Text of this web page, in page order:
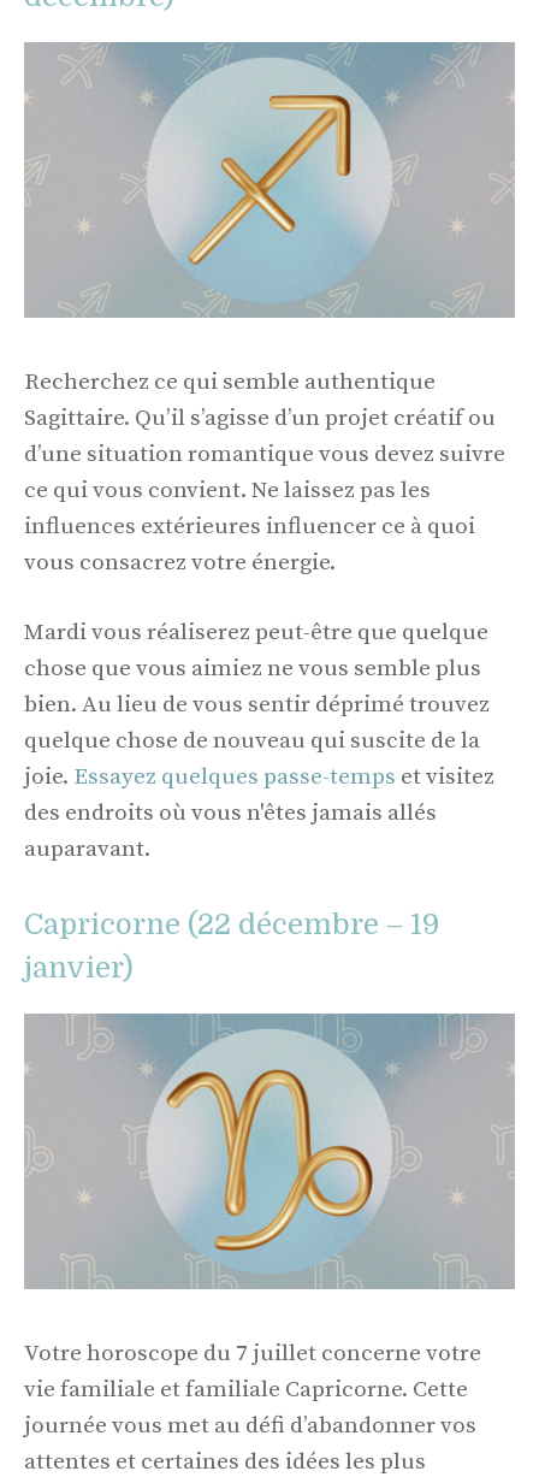
Recherchez ce qui semble authentique
Sagittaire. Qu’il s’agisse d’un projet créatif ou
d’une situation romantique vous devez suivre
ce qui vous convient. Ne laissez pas les
influences extérieures influencer ce à quoi
vous consacrez votre énergie.
Mardi vous réaliserez peut-être que quelque
chose que vous aimiez ne vous semble plus
bien. Au lieu de vous sentir déprimé trouvez
quelque chose de nouveau qui suscite de la
joie. Essayez quelques passe-temps et visitez
des endroits où vous n'êtes jamais allés
auparavant.
Capricorne (22 décembre – 19
janvier)
Votre horoscope du 7 juillet concerne votre
vie familiale et familiale Capricorne. Cette
journée vous met au défi d’abandonner vos
attentes et certaines des idées les plus